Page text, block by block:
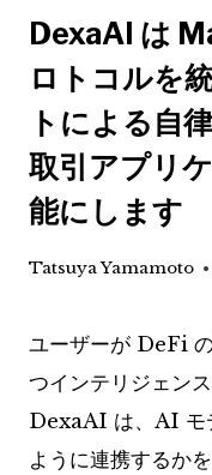
DexaAI は
ロトコルを
トによる自
取引アプリ
能にします
Tatsuya Yamamoto
ユーザーが DeFi
つインテリジェン
DexaAI は、AI モ
ように連携するか